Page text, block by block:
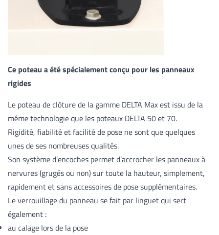
Ce poteau a été spécialement conçu pour les panneaux
rigides
Le poteau de clôture de la gamme DELTA Max est issu de la
même technologie que les poteaux DELTA 50 et 70.
Rigidité, fiabilité et facilité de pose ne sont que quelques
unes de ses nombreuses qualités.
Son système d’encoches permet d’accrocher les panneaux à
nervures (grugés ou non) sur toute la hauteur, simplement,
rapidement et sans accessoires de pose supplémentaires.
Le verrouillage du panneau se fait par linguet qui sert
également :
au calage lors de la pose